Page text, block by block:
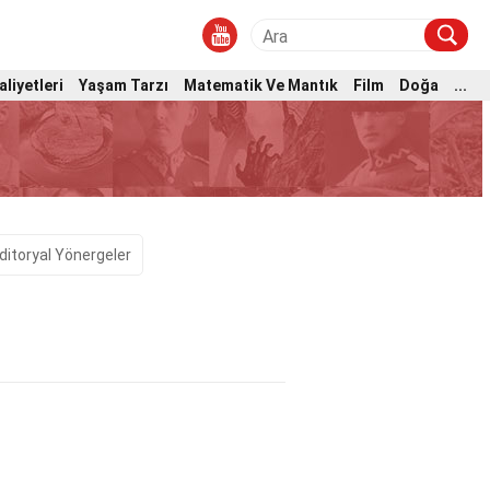
Yaşam Tarzı Matematik Ve Mantık Film Doğa
...
Yönergeler